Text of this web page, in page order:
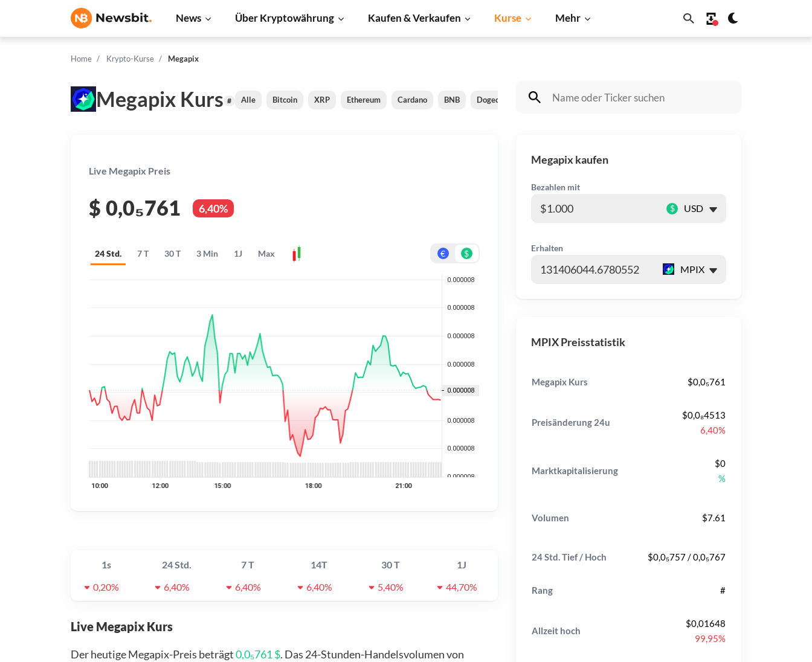
News Über Kryptowährung Kaufen & Verkaufen Kurse Mehr
Home Krypto-Kurse Megapix
Megapix Kurs # Alle Bitcoin XRP Ethereum Cardano BNB Dogecoin Litecoin Shiba Inu Solana
Live Megapix Preis
$ 0,0₅761 6,40%
24 Std. 7 T 30 T 3 Min 1J Max € $
1s 24 Std. 7 T 14T 30 T
1J
0,20%
6,40% 6,40% 6,40% 5,40% 44,70%
Live Megapix Kurs
Der heutige Megapix-Preis beträgt0,0₅761 $. Das 24-Stunden-Handelsvolumen von
Megapix kaufen
Bezahlen mit
$
Erhalten
MPIX Preisstatistik
Megapix Kurs $0,0₅761
Preisänderung 24u
$0,0₈4513
6,40%
Marktkapitalisierung
$0
%
Volumen $7.61
24 Std. Tief / Hoch $0,0₅757 / 0,0₅767
Rang #
Allzeit hoch
$0,01648
99,95%